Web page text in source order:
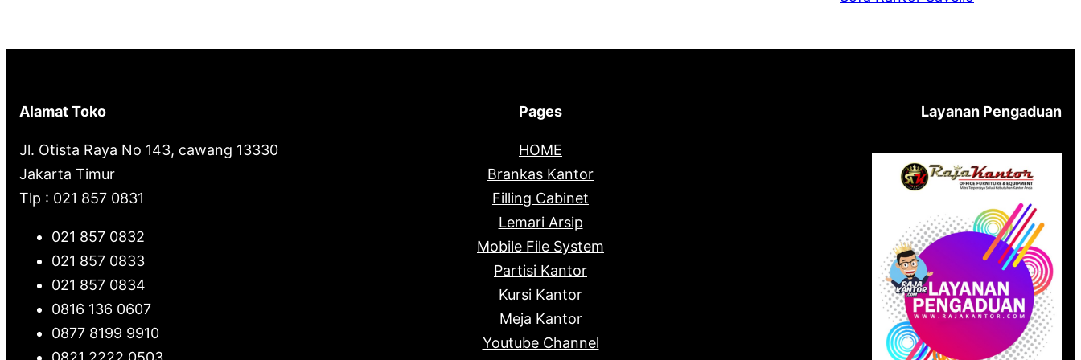
Alamat Toko
Jl. Otista Raya No 143, cawang 13330
Jakarta Timur
Tlp : 021 857 0831
021 857 0832
021 857 0833
021 857 0834
0816 136 0607
0877 8199 9910
Pages
HOME
Brankas Kantor
Filling Cabinet
Lemari Arsip
Mobile File System
Partisi Kantor
Kursi Kantor
Meja Kantor
Youtube Channel
Layanan Pengaduan